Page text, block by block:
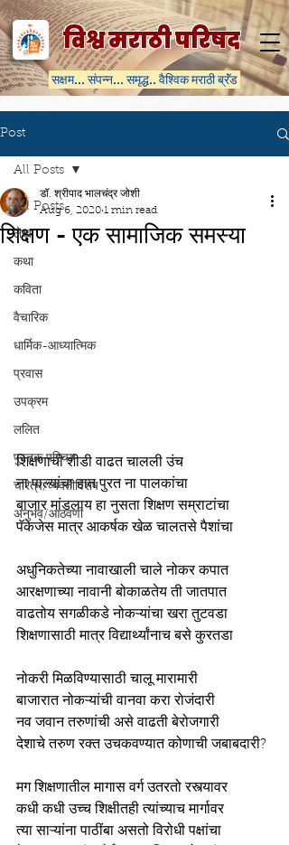
विश्व मराठी परिषद
सक्षम... संपन्न... समृद्ध.. वैश्विक मराठी ब्रॅंड
Post
All Posts
लेख
कथा
कविता
वैचारिक
धार्मिक-आध्यात्मिक
प्रवास
उपक्रम
ललित
पुस्तक परिचय
चरित्र/व्यक्तीविशेष
अनुभव/आठवणी
All Posts
शिक्षण - एक सामाजिक समस्या
डॉ. श्रीपाद भालचंद्र जोशी
Aug 6, 2020 1 min read
शिक्षणाची शीडी वाढत चालली उंच
ना पाल्यांचा हात पुरत ना पालकांचा
बाजार मांडलाय हा नुसता शिक्षण सम्राटांचा
पॅकेजेस मात्र आकर्षक खेळ चालतसे पैशांचा
अधुनिकतेच्या नावाखाली चाले नोकर कपात
आरक्षणाच्या नावानी बोकाळतेय ती जातपात
वाढतोय सगळीकडे नोकऱ्यांचा खरा तुटवडा
शिक्षणासाठी मात्र विद्यार्थ्यांनाच बसे कुरतडा
नोकरी मिळविण्यासाठी चालू मारामारी
बाजारात नोकऱ्यांची वानवा करा रोजंदारी
नव जवान तरुणांची असे वाढती बेरोजगारी
देशाचे तरुण रक्त उचकवण्यात कोणाची जबाबदारी?
मग शिक्षणातील मागास वर्ग उतरतो रस्त्यावर
कधी कधी उच्च शिक्षीतही त्यांच्याच मार्गावर
त्या साऱ्यांना पाठींबा असतो विरोधी पक्षांचा